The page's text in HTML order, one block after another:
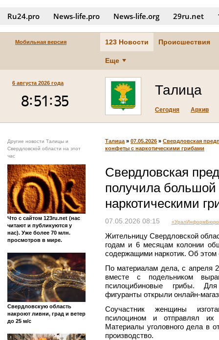
Ru24.pro News‑life.pro News‑life.org 29ru.net
Мобильная версия 123 Новости Происшествия
Еще
6 августа 2026 года Талица
Сегодня Архив
Другие новости Талицы и
Свердловской области на этот
час
Что с сайтом 123ru.net (нас
читают и публикуются у
нас). Уже более 70 млн.
просмотров в мире.
Свердловскую область
накроют ливни, град и ветер
до 25 м/с
Талица » 07.05.2026 » Свердловская
конфеты с наркотическими грибами
Свердловская
получила большой
наркотическими
07.05.2026 08:15
Жительницу Свердловской
годам и 6 месяцам колонии
содержащими наркотик. Об
По материалам дела, с апреля
вместе с подельником
псилоцибиновые грибы.
фигуранты открыли онлайн-
Соучастник женщины
псилоцином и отправлял
Материалы уголовного дела в
производство.